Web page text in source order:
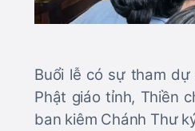
Buổi lễ có sự tham
Phật giáo tỉnh, Thiền
ban kiêm Chánh Thư